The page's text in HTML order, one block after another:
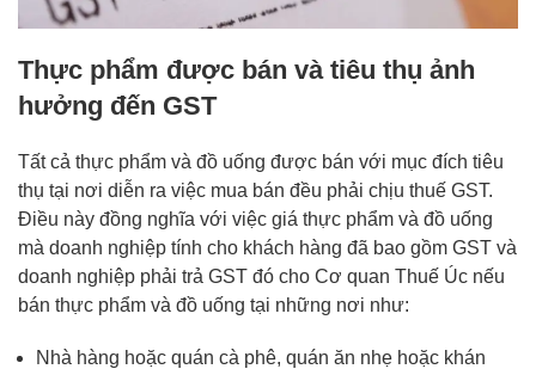
Thực phẩm được bán và tiêu thụ ảnh
hưởng đến GST
Tất cả thực phẩm và đồ uống được bán với mục đích tiêu
thụ tại nơi diễn ra việc mua bán đều phải chịu thuế GST.
Điều này đồng nghĩa với việc giá thực phẩm và đồ uống
mà doanh nghiệp tính cho khách hàng đã bao gồm GST và
doanh nghiệp phải trả GST đó cho Cơ quan Thuế Úc nếu
bán thực phẩm và đồ uống tại những nơi như:
Nhà hàng hoặc quán cà phê, quán ăn nhẹ hoặc khán